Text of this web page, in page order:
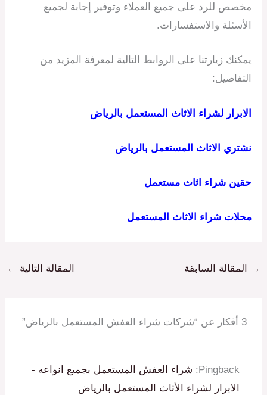
مخصص للرد على جميع العملاء وتوفير إجابة لجميع
الأسئلة والاستفسارات.
يمكنك زيارتنا على الروابط التالية لمعرفة المزيد من
التفاصيل:
الابرار لشراء الاثاث المستعمل بالرياض
نشتري الاثاث المستعمل بالرياض
حقين شراء اثاث مستعمل
محلات شراء الاثاث المستعمل
→ المقالة السابقة المقالة التالية ←
3 أفكار عن “شركات شراء العفش المستعمل بالرياض”
Pingback:
شراء العفش المستعمل بجميع انواعه -
الابرار لشراء الأثاث المستعمل بالرياض